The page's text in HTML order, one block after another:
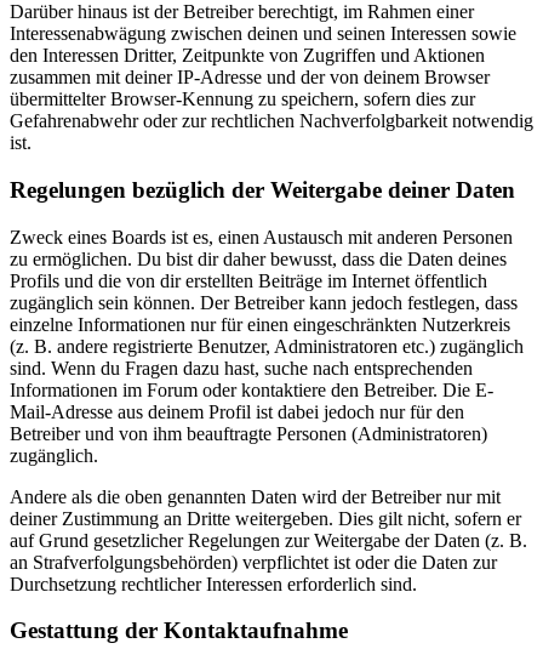
Darüber hinaus ist der Betreiber berechtigt, im Rahmen einer
Interessenabwägung zwischen deinen und seinen Interessen sowie
den Interessen Dritter, Zeitpunkte von Zugriffen und Aktionen
zusammen mit deiner IP-Adresse und der von deinem Browser
übermittelter Browser-Kennung zu speichern, sofern dies zur
Gefahrenabwehr oder zur rechtlichen Nachverfolgbarkeit notwendig
ist.
Regelungen bezüglich der Weitergabe deiner Daten
Zweck eines Boards ist es, einen Austausch mit anderen Personen
zu ermöglichen. Du bist dir daher bewusst, dass die Daten deines
Profils und die von dir erstellten Beiträge im Internet öffentlich
zugänglich sein können. Der Betreiber kann jedoch festlegen, dass
einzelne Informationen nur für einen eingeschränkten Nutzerkreis
(z. B. andere registrierte Benutzer, Administratoren etc.) zugänglich
sind. Wenn du Fragen dazu hast, suche nach entsprechenden
Informationen im Forum oder kontaktiere den Betreiber. Die E-
Mail-Adresse aus deinem Profil ist dabei jedoch nur für den
Betreiber und von ihm beauftragte Personen (Administratoren)
zugänglich.
Andere als die oben genannten Daten wird der Betreiber nur mit
deiner Zustimmung an Dritte weitergeben. Dies gilt nicht, sofern er
auf Grund gesetzlicher Regelungen zur Weitergabe der Daten (z. B.
an Strafverfolgungsbehörden) verpflichtet ist oder die Daten zur
Durchsetzung rechtlicher Interessen erforderlich sind.
Gestattung der Kontaktaufnahme